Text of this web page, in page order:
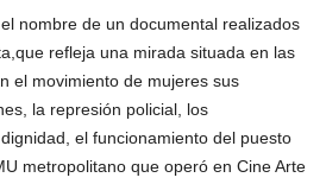
nombre de un documental realizados
refleja una mirada situada en las
el movimiento de mujeres sus
la represión policial, los
el funcionamiento del puesto
metropolitano que operó en Cine Arte